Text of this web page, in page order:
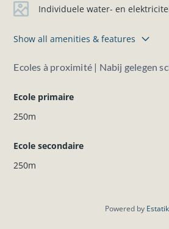
Individuele water- en
Show all amenities & features
Ecoles à proximité | Nabij gelegen
Ecole primaire
250m
Ecole secondaire
250m
Powered by Estatik